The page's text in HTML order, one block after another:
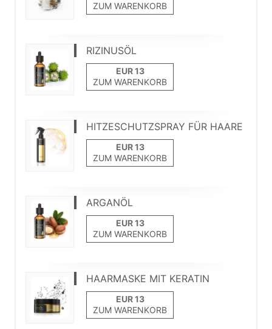
ZUM WARENKORB
RIZINUSÖL
ZUM WARENKORB
HITZESCHUTZSPRAY FÜR HAARE
ZUM WARENKORB
ARGANÖL
ZUM WARENKORB
HAARMASKE MIT KERATIN
ZUM WARENKORB